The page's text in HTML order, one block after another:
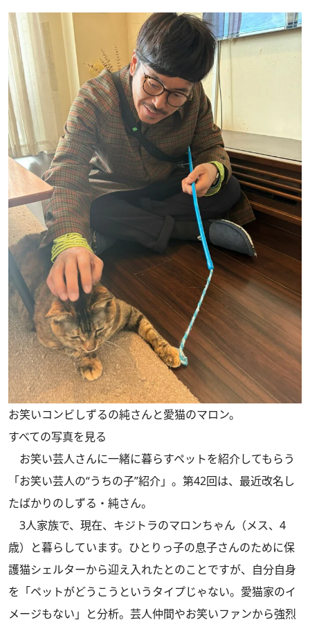
お笑いコンビしずるの純さんと愛猫のマロン。
すべての写真を見る
お笑い芸人さんに一緒に暮らすペットを紹介してもらう
「お笑い芸人の“うちの子”紹介」。第42回は、最近改名し
たばかりのしずる・純さん。
3人家族で、現在、キジトラのマロンちゃん（メス、4
歳）と暮らしています。ひとりっ子の息子さんのために保
護猫シェルターから迎え入れたとのことですが、自分自身
を「ペットがどうこうというタイプじゃない。愛猫家のイ
メージもない」と分析。芸人仲間やお笑いファンから強烈